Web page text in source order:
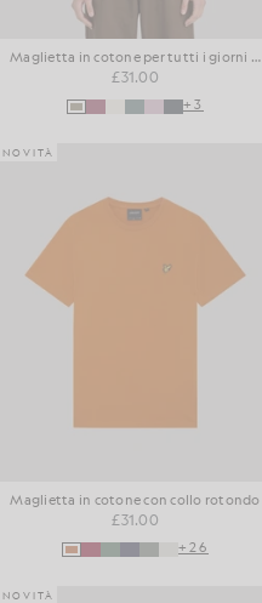
Maglietta in cotone per tutti i giorni con collo rotondo
£31.00
+3
NOVITÀ
Maglietta in cotone con collo rotondo
£31.00
+26
NOVITÀ